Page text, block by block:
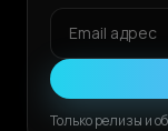
Только релизы и